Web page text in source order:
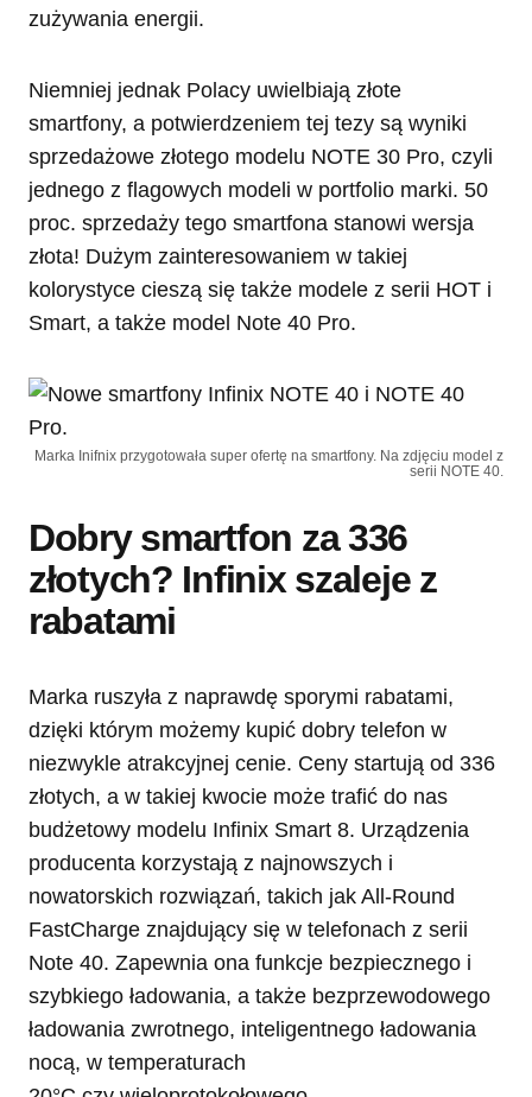
zużywania energii.
Niemniej jednak Polacy uwielbiają złote
smartfony, a potwierdzeniem tej tezy są wyniki
sprzedażowe złotego modelu NOTE 30 Pro, czyli
jednego z flagowych modeli w portfolio marki. 50
proc. sprzedaży tego smartfona stanowi wersja
złota! Dużym zainteresowaniem w takiej
kolorystyce cieszą się także modele z serii HOT i
Smart, a także model Note 40 Pro.
Marka Inifnix przygotowała super ofertę na smartfony. Na zdjęciu model z
serii NOTE 40.
Dobry smartfon za 336
złotych? Infinix szaleje z
rabatami
Marka ruszyła z naprawdę sporymi rabatami,
dzięki którym możemy kupić dobry telefon w
niezwykle atrakcyjnej cenie. Ceny startują od 336
złotych, a w takiej kwocie może trafić do nas
budżetowy modelu Infinix Smart 8. Urządzenia
producenta korzystają z najnowszych i
nowatorskich rozwiązań, takich jak All-Round
FastCharge znajdujący się w telefonach z serii
Note 40. Zapewnia ona funkcje bezpiecznego i
szybkiego ładowania, a także bezprzewodowego
ładowania zwrotnego, inteligentnego ładowania
nocą, w temperaturach